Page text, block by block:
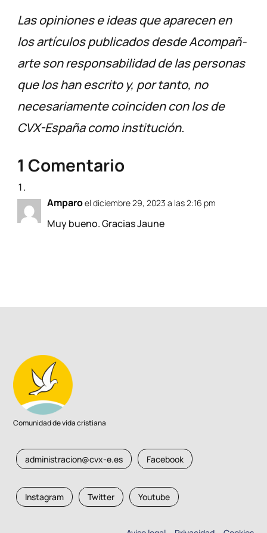
Las opiniones e ideas que aparecen en
los artículos publicados desde Acompañ-
arte son responsabilidad de las personas
que los han escrito y, por tanto, no
necesariamente coinciden con los de
CVX-España como institución.
1 Comentario
Amparoel diciembre 29, 2023 a las 2:16 pm
Muy bueno. Gracias Jaune
Comunidad de vida cristiana
administracion@cvx-e.es Facebook
Instagram Twitter Youtube